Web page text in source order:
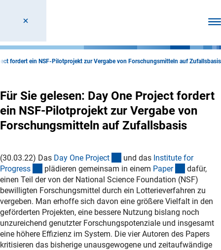
fordert ein NSF-Pilotprojekt zur Vergabe von Forschungsmitteln auf Zufallsbasis
Für Sie gelesen: Day One Project fordert
ein NSF-Pilotprojekt zur Vergabe von
Forschungsmitteln auf Zufallsbasis
(30.03.22) Das Day One Project (externer Link)
und das Institute for
Progress (externer Link)
plädieren gemeinsam in einem Paper (externer
dafür,
einen Teil der von der National Science Foundation (NSF)
bewilligten Forschungsmittel durch ein Lotterieverfahren zu
vergeben. Man erhoffe sich davon eine größere Vielfalt in den
geförderten Projekten, eine bessere Nutzung bislang noch
unzureichend genutzter Forschungspotenziale und insgesamt
eine höhere Effizienz im System. Die vier Autoren des Papers
kritisieren das bisherige unausgewogene und zeitaufwändige